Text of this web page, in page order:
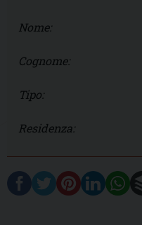
Nome:
Cognome:
Tipo:
Residenza: